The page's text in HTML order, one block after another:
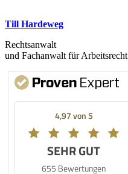
Till Hardeweg
Rechtsanwalt
und Fachanwalt für Arbeitsrecht
4,97 von 5
SEHR GUT
655 Bewertungen